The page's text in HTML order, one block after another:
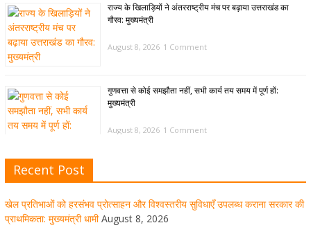
राज्य के खिलाड़ियों ने अंतरराष्ट्रीय मंच पर बढ़ाया उत्तराखंड का
गौरव: मुख्यमंत्री
August 8, 2026 1 Comment
गुणवत्ता से कोई समझौता नहीं, सभी कार्य तय समय में पूर्ण हों:
मुख्यमंत्री
August 8, 2026 1 Comment
अवसंरचना विकसित करने के निर्देश
1 Comment
Recent Post
खेल प्रतिभाओं को हरसंभव प्रोत्साहन और विश्वस्तरीय सुविधाएँ उपलब्ध कराना सरकार की
प्राथमिकता: मुख्यमंत्री धामी August 8, 2026